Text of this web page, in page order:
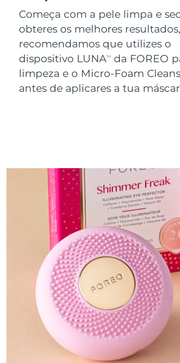
Começa com a pele limpa e
obteres os melhores resultados,
recomendamos que utilizes o
dispositivo LUNATM
da FOREO
limpeza e o Micro-Foam
antes de aplicares a tua